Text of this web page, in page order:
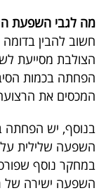
מה לגבי השפעת
חשוב להבין
הצולבת מסייעת
הפחתה בכמות
המכסים את
בנוסף, יש הפחתה
השפעה שלילית
במחקר נוסף
השפעה ישירה של